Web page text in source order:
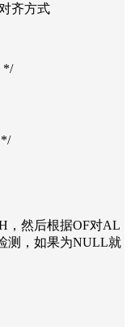
齐方式
*/
*/
，然后根据OF对AL
测，如果为NULL就